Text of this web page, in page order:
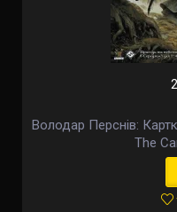
Володар Перснів:
The